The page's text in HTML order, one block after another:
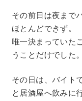
その前日は夜まで
ほとんどできず。
唯一決まっていた
うことだけでした。
その日は、バイト
と居酒屋へ飲みに